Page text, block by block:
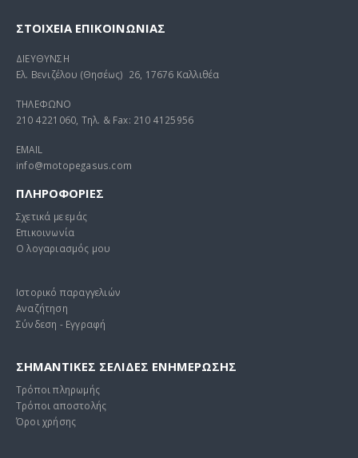
ΣΤΟΙΧΕΊΑ ΕΠΙΚΟΙΝΩΝΊΑΣ
ΔΙΕΥΘΥΝΣΗ
Ελ. Βενιζέλου (Θησέως) 26, 17676 Καλλιθέα
ΤΗΛΕΦΩΝΟ
210 4221060, Τηλ. & Fax: 210 4125956
EMAIL
info@motopegasus.com
ΠΛΗΡΟΦΟΡΙΕΣ
Σχετικά με εμάς
Επικοινωνία
Ο λογαριασμός μου
Ιστορικό παραγγελιών
Αναζήτηση
Σύνδεση - Εγγραφή
ΣΗΜΑΝΤΙΚΕΣ ΣΕΛΙΔΕΣ ΕΝΗΜΕΡΩΣΗΣ
Τρόποι πληρωμής
Τρόποι αποστολής
Όροι χρήσης